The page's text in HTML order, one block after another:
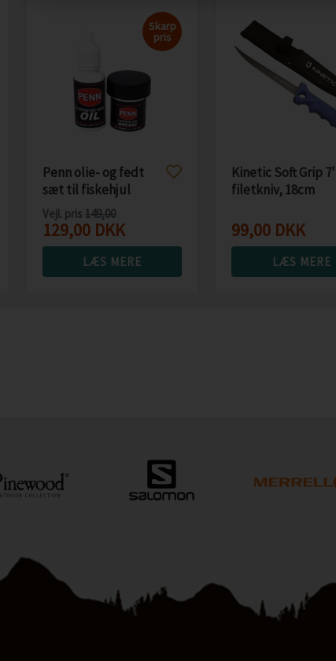
Skarp
pris
Penn olie- og fedt
sæt til fiskehjul
Vejl. pris 149,00
129,00 DKK
LÆS MERE
Kinetic Soft Grip
filetkniv, 18cm
99,00 DKK
LÆS MERE